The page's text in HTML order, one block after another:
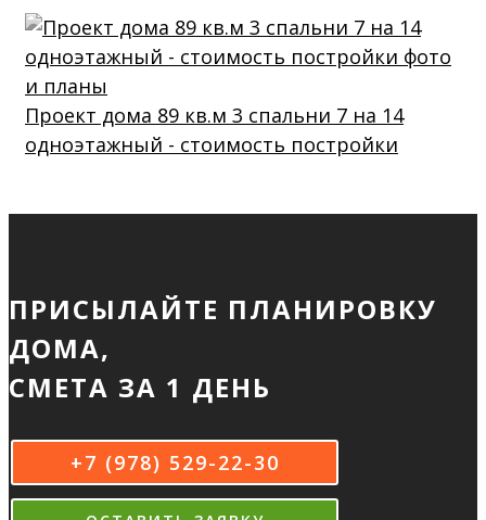
Проект дома 89 кв.м 3 спальни 7 на 14
одноэтажный - стоимость постройки
ПРИСЫЛАЙТЕ ПЛАНИРОВКУ
ДОМА,
СМЕТА ЗА 1 ДЕНЬ
+7 (978) 529-22-30